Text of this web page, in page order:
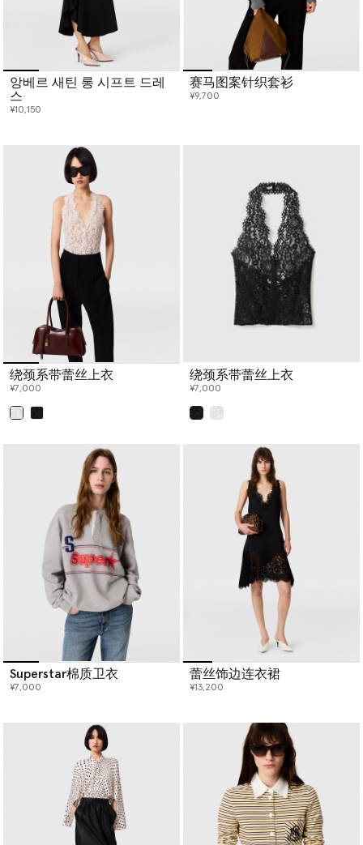
앙베르 새틴 롱 시프트 드레
스
¥10,150
赛马图案针织套衫
¥9,700
绕颈系带蕾丝上衣
¥7,000
绕颈系带蕾丝上衣
¥7,000
Superstar棉质卫衣
¥7,000
蕾丝饰边连衣裙
¥13,200